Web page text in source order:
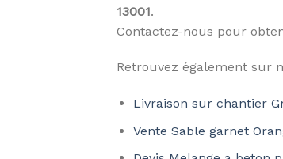
13001.
Contactez-nous pour
Retrouvez également sur
Livraison sur chantier
Vente Sable garnet